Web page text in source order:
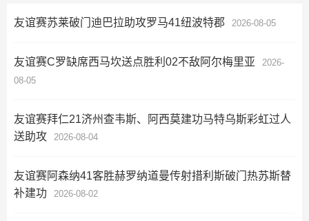
友谊赛苏莱破门迪巴拉助攻罗马41纽波特郡 2026-08-05
友谊赛C罗缺席西马坎送点胜利02不敌阿尔梅里亚
2026-
08-05
友谊赛拜仁21济州查韦斯、阿西莫建功马特乌斯彩虹过人
送助攻
2026-08-04
友谊赛阿森纳41客胜赫罗纳道曼传射措利斯破门热苏斯替
补建功
2026-08-02